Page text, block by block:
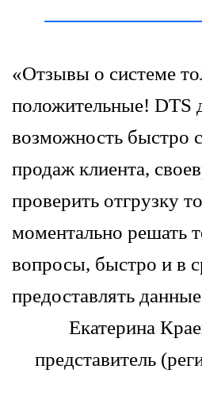
«Отзывы о системе
положительные! DTS
возможность быстро
продаж клиента,
проверить отгрузку
моментально решать
вопросы, быстро и в
предоставлять
Екатерина
представитель